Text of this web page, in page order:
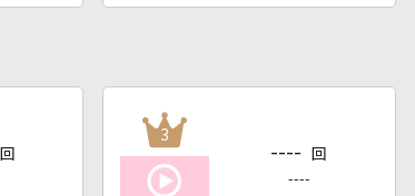
回
3
---- 回
----